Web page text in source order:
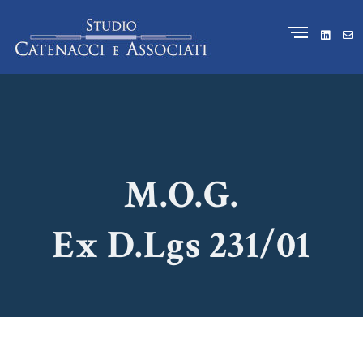
M.O.G.
Ex D.Lgs 231/01